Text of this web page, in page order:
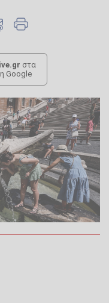
στα
Google